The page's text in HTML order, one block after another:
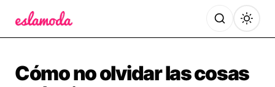
Cómo no olvidar las cosas